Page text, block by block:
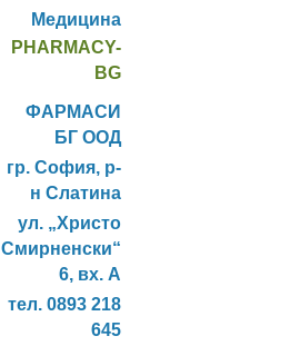
Медицина
PHARMACY-
BG
ФАРМАСИ
БГ ООД
гр. София, р-
н Слатина
ул. „Христо
Смирненски“
6, вх. А
тел. 0893 218
645